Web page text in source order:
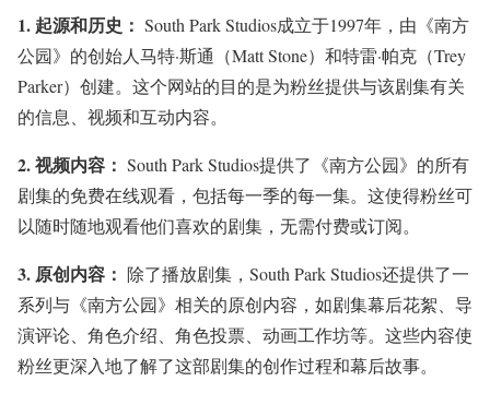
1. 起源和历史： South Park Studios成立于1997年，由《南方
公园》的创始人马特·斯通（Matt Stone）和特雷·帕克（Trey
Parker）创建。这个网站的目的是为粉丝提供与该剧集有关
的信息、视频和互动内容。
2.视频内容： South Park Studios提供了《南方公园》的所有
剧集的免费在线观看，包括每一季的每一集。这使得粉丝可
以随时随地观看他们喜欢的剧集，无需付费或订阅。
3. 原创内容： 除了播放剧集，South Park Studios还提供了一
系列与《南方公园》相关的原创内容，如剧集幕后花絮、导
演评论、角色介绍、角色投票、动画工作坊等。这些内容使
粉丝更深入地了解了这部剧集的创作过程和幕后故事。